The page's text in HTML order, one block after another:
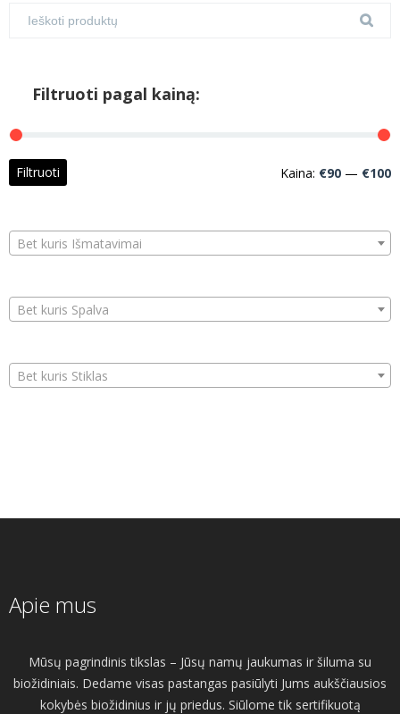
Filtruoti pagal kainą:
Filtruoti Kaina: €90 — €100
Bet kuris Išmatavimai
Bet kuris Spalva
Bet kuris Stiklas
Apie mus
Mūsų pagrindinis tikslas – Jūsų namų jaukumas ir šiluma su
biožidiniais. Dedame visas pastangas pasiūlyti Jums aukščiausios
kokybės biožidinius ir jų priedus. Siūlome tik sertifikuotą